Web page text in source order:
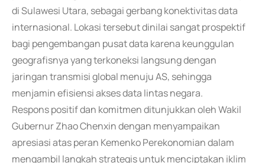
di Sulawesi Utara, sebagai gerbang konektivitas data
internasional. Lokasi tersebut dinilai sangat prospektif
bagi pengembangan pusat data karena keunggulan
geografisnya yang terkoneksi langsung dengan
jaringan transmisi global menuju AS, sehingga
menjamin efisiensi akses data lintas negara.
Respons positif dan komitmen ditunjukkan oleh Wakil
Gubernur Zhao Chenxin dengan menyampaikan
apresiasi atas peran Kemenko Perekonomian dalam
mengambil langkah strategis untuk menciptakan iklim